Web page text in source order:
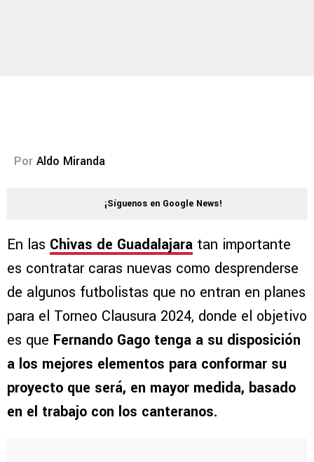
Por Aldo Miranda
¡Síguenos en Google News!
En las Chivas de Guadalajara tan importante
es contratar caras nuevas como desprenderse
de algunos futbolistas que no entran en planes
para el Torneo Clausura 2024, donde el objetivo
es que Fernando Gago tenga a su disposición
a los mejores elementos para conformar su
proyecto que será, en mayor medida, basado
en el trabajo con los canteranos.